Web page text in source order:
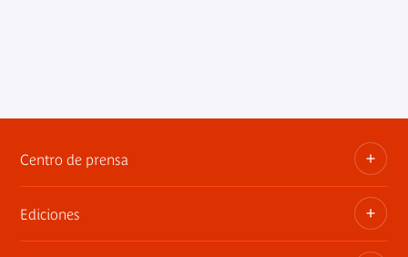
Centro de prensa
Dosieres, comunicados de prensa, anuncios de
Ediciones